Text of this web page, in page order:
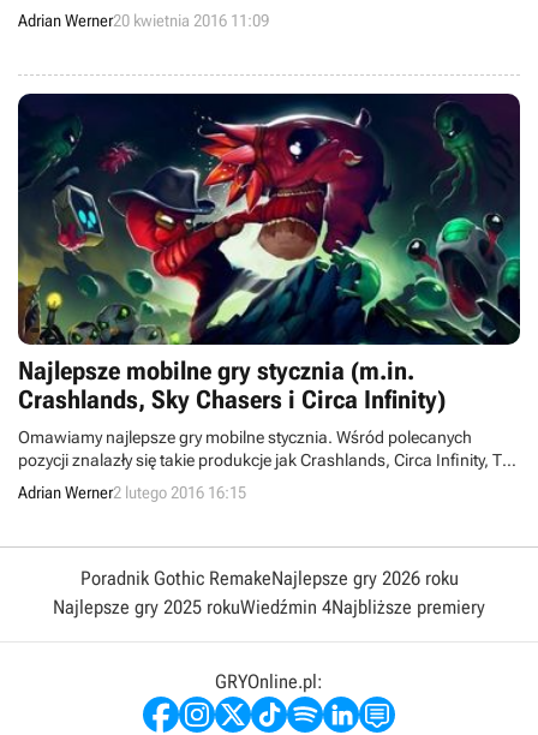
Pocket Mortys i Templar Battleforce.
Adrian Werner20 kwietnia 2016 11:09
Najlepsze mobilne gry stycznia (m.in.
Crashlands, Sky Chasers i Circa Infinity)
Omawiamy najlepsze gry mobilne stycznia. Wśród polecanych
pozycji znalazły się takie produkcje jak Crashlands, Circa Infinity, The
Pirate: Caribbean Hunt, Battlehand, Dungelot: Shattered Lands, Sky
Chasers, Pocket Mortys i Venture Kid.
Adrian Werner2 lutego 2016 16:15
Poradnik Gothic RemakeNajlepsze gry 2026 roku
Najlepsze gry 2025 rokuWiedźmin 4Najbliższe premiery
GRYOnline.pl: